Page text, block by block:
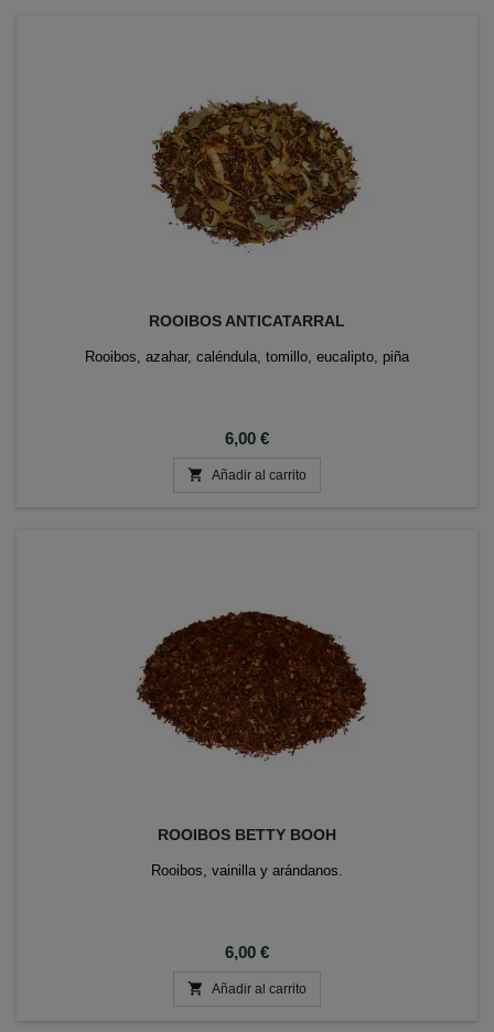
ROOIBOS ANTICATARRAL
Rooibos, azahar, caléndula, tomillo, eucalipto, piña
Precio
6,00 €
 Añadir al carrito
ROOIBOS BETTY BOOH
Rooibos, vainilla y arándanos.
Precio
6,00 €
 Añadir al carrito